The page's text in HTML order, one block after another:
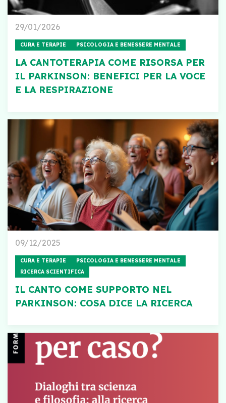
29/01/2026
CURA E TERAPIE PSICOLOGIA E BENESSERE MENTALE
LA CANTOTERAPIA COME RISORSA PER
IL PARKINSON: BENEFICI PER LA VOCE
E LA RESPIRAZIONE
09/12/2025
CURA E TERAPIE
PSICOLOGIA E BENESSERE MENTALE
RICERCA SCIENTIFICA
IL CANTO COME SUPPORTO NEL
PARKINSON: COSA DICE LA RICERCA